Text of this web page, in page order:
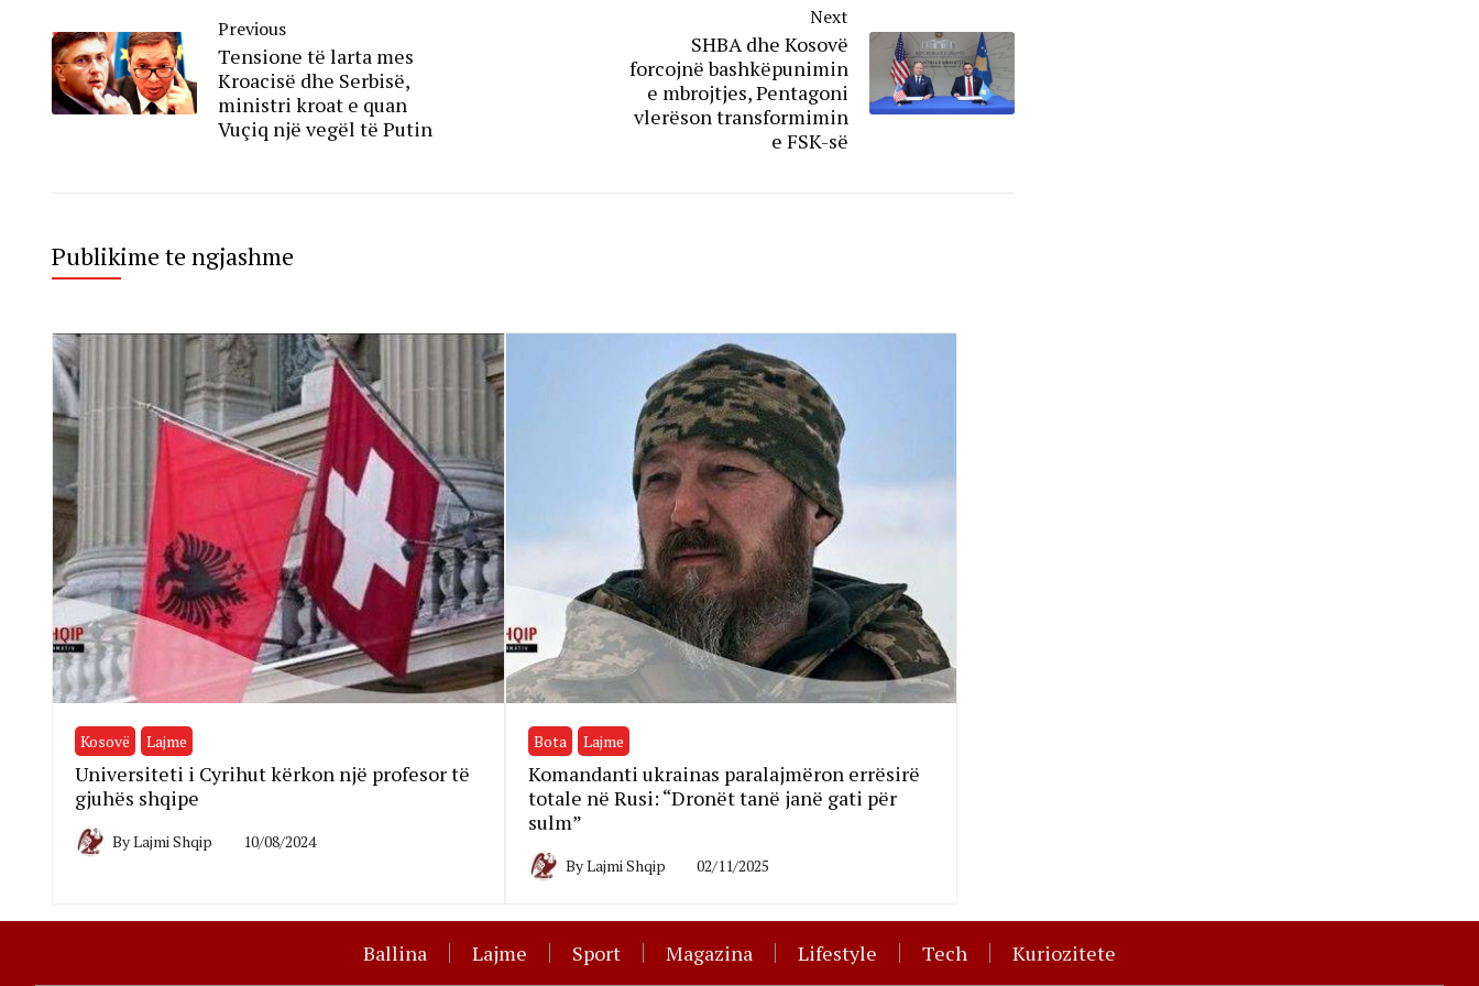
Previous
Tensione të larta mes
Kroacisë dhe Serbisë,
ministri kroat e quan
Vuçiq një vegël të Putin
Next
SHBA dhe Kosovë
forcojnë bashkëpunimin
e mbrojtjes, Pentagoni
vlerëson transformimin
e FSK-së
Publikime te ngjashme
Kosovë Lajme
Universiteti i Cyrihut kërkon një profesor të
gjuhës shqipe
ByLajmi Shqip 10/08/2024
Bota Lajme
Komandanti ukrainas paralajmëron errësirë
totale në Rusi: “Dronët tanë janë gati për
sulm”
ByLajmi Shqip 02/11/2025
Ballina Lajme Sport Magazina Lifestyle Tech Kuriozitete